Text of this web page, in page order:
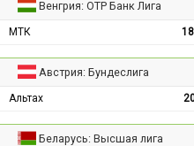
Венгрия: ОТР Банк Лига
МТК
Австрия: Бундеслига
Альтах
Беларусь: Высшая лига